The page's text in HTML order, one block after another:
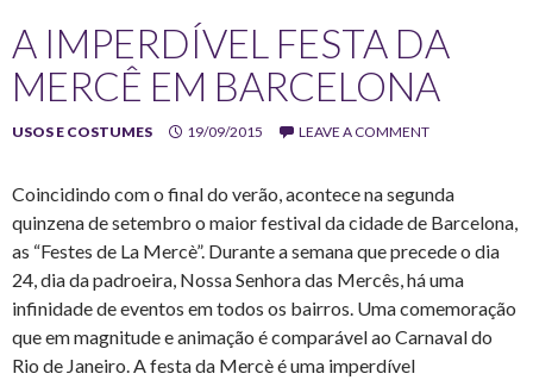
A IMPERDÍVEL FESTA DA
MERCÊ EM BARCELONA
USOS E COSTUMES 19/09/2015 LEAVE A COMMENT
Coincidindo com o final do verão, acontece na segunda
quinzena de setembro o maior festival da cidade de Barcelona,
as “Festes de La Mercè”. Durante a semana que precede o dia
24, dia da padroeira, Nossa Senhora das Mercês, há uma
infinidade de eventos em todos os bairros. Uma comemoração
que em magnitude e animação é comparável ao Carnaval do
Rio de Janeiro. A festa da Mercè é uma imperdível